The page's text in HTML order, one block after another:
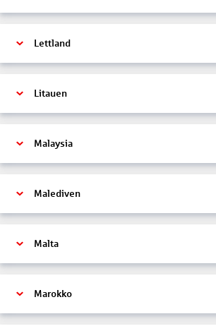
Lettland
Litauen
Malaysia
Malediven
Malta
Marokko